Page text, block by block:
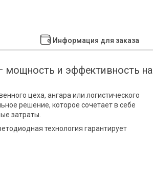
Информация для заказа
и эффективность на
цеха, ангара или логистического
решение, которое сочетает в себе
затраты.
технология гарантирует